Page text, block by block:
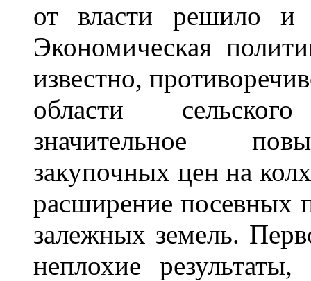
от власти решило и
Экономическая
известно,
области
значительное
закупочных цен на
расширение посевных
залежных земель.
неплохие